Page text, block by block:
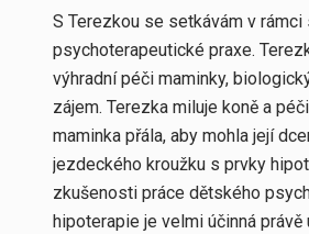
S Terezkou se setkávám v rámci
psychoterapeutické praxe.
výhradní péči maminky,
zájem. Terezka miluje koně a
maminka přála, aby mohla její
jezdeckého kroužku s prvky
zkušenosti práce dětského
hipoterapie je velmi účinná právě